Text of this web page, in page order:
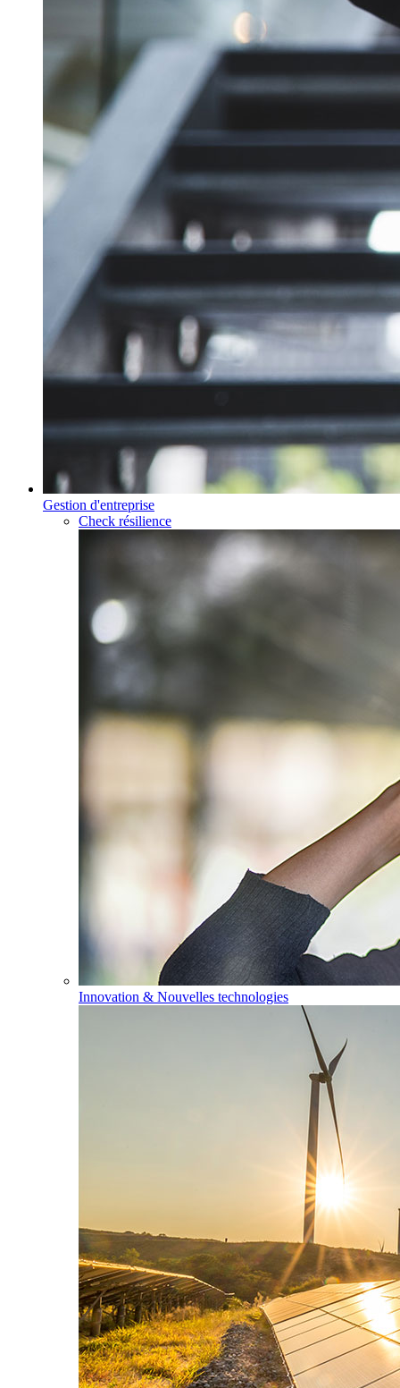
Gestion d'entreprise
Check résilience
Innovation & Nouvelles technologies